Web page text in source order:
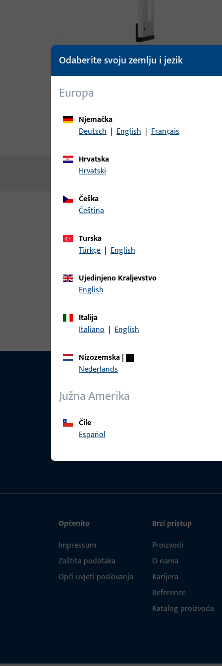
Opis proizvoda
Nema dostupnog sadržaja
Za ovaj proizvod dostupne su sljedeće varijante:
artikl
6-37558-4P-R-1 | Prihvatni lim |
Odaberite svoju zemlju i jezik
Europa
Njemačka
Deutsch | English | Français
Hrvatska
Hrvatski
Češka
čeština
Turska
Türkçe | English
Ujedinjeno Kraljevstvo
English
Italija
Italiano | English
Nizozemska|
Nederlands
Južna Amerika
Čile
Español
Općenito
Impressum
Zaštita podataka
Opći uvjeti poslovanja
Brzi pristup
Proizvodi
O nama
Karijera
Reference
Katalog proizvoda